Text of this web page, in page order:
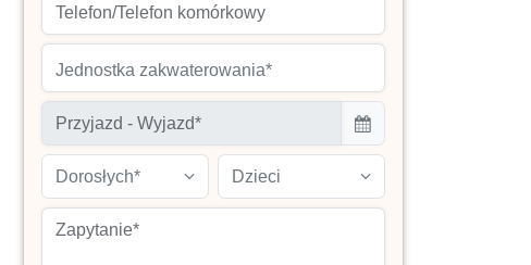
Jednostka zakwaterowania*
Dorosłych* Dzieci